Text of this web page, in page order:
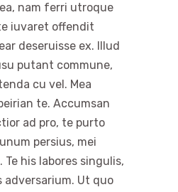
nam ferri utroque
iuvaret offendit
deseruisse ex. Illud
putant commune,
cu vel. Mea
te. Accumsan
ad pro, te purto
persius, mei
his labores singulis,
adversarium. Ut quo